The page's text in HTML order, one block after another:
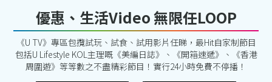
優惠、生活Video 無限任LOOP
《U TV》專區包攬試玩、試食、試用影片任睇，最Hit自家制節目
包括U Lifestyle KOL主理嘅《美編日誌》、《開箱速遞》、《香港
周圍遊》等等數之不盡精彩節目！實行24小時免費不停播！